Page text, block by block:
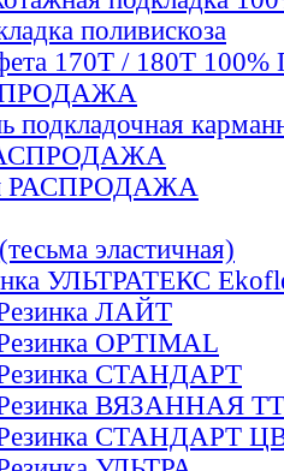
поливискоза
170Т / 180Т 100%
подкладочная
РАСПРОДАЖА
эластичная)
УЛЬТРАТЕКС
ЛАЙТ
OPTIMAL
СТАНДАРТ
ВЯЗАННАЯ
СТАНДАРТ